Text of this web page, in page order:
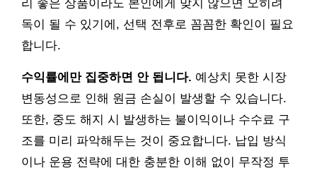
리 좋은 상품이라도 본인에게 맞지 않으면 오히려
독이 될 수 있기에, 선택 전후로 꼼꼼한 확인이 필요
합니다.
수익률에만 집중하면 안 됩니다. 예상치 못한 시장
변동성으로 인해 원금 손실이 발생할 수 있습니다.
또한, 중도 해지 시 발생하는 불이익이나 수수료 구
조를 미리 파악해두는 것이 중요합니다. 납입 방식
이나 운용 전략에 대한 충분한 이해 없이 무작정 투